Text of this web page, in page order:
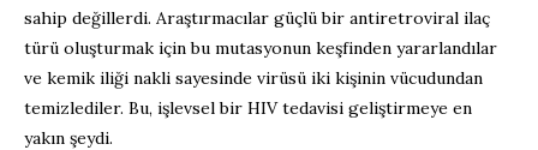
sahip değillerdi. Araştırmacılar güçlü bir antiretroviral ilaç
türü oluşturmak için bu mutasyonun keşfinden yararlandılar
ve kemik iliği nakli sayesinde virüsü iki kişinin vücudundan
temizlediler. Bu, işlevsel bir HIV tedavisi geliştirmeye en
yakın şeydi.